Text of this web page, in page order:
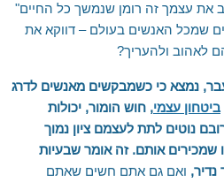
תקווה
והגולן
מערבי
את עצמך זה רומן שנמשך כל החיים"
שמכל האנשים בעולם – דווקא את
לאהוב ולהעריך?
נמצא כי כשמבקשים מאנשים לדרג
ביטחון עצמי, חוש הומור, יכולות
נוטים לתת לעצמם ציון נמוך
אותם. זה אומר שבעיות
ואם גם אתם חשים שאתם